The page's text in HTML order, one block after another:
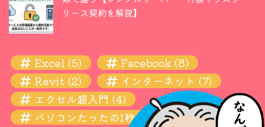
リース契約を解説】
Excel (5) Facebook (8)
Revit (2) インターネット (7)
エクセル超入門 (4)
パソコンたったの1秒! 瞬間ワザ
(11)